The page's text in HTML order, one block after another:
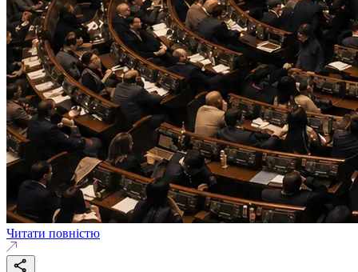
Читати повністю